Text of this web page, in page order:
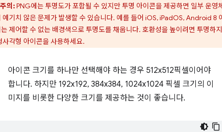
주의:PNG에는 투명도가 포함될 수 있지만 투명 아이콘을 제공하면 일부 운영
예기치 않은 문제가 발생할 수 있습니다. 예를 들어 iOS, iPadOS, Android 8
제어할 수 없는 배경색으로 투명도를 채웁니다. 호환성을 높이려면 투명하
사각형 아이콘을 사용하세요.
아이콘 크기를 하나만 선택해야 하는 경우 512x512픽셀이어야
합니다. 하지만 192x192, 384x384, 1024x1024 픽셀 크기의 이
미지를 비롯한 다양한 크기를 제공하는 것이 좋습니다.